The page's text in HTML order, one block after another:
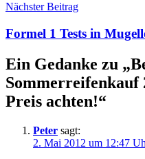
Nächster Beitrag
Formel 1 Tests in
Ein Gedanke zu „
Sommerreifenkauf
Preis achten!“
Peter sagt:
2. Mai 2012 um 12:47